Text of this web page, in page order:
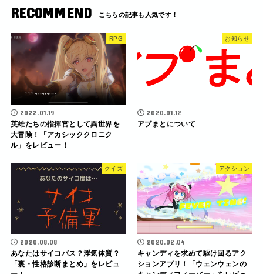
RECOMMEND
RPG
2022.01.19
英雄たちの指揮官として異世界を
大冒険！「アカシッククロニク
ル」をレビュー！
お知らせ
2020.01.12
アプまとについて
クイズ
2020.08.08
あなたはサイコパス？浮気体質？
「裏・性格診断まとめ」をレビュ
アクション
2020.02.04
キャンディを求めて駆け回るアク
ションアプリ！「ウェンウェンの